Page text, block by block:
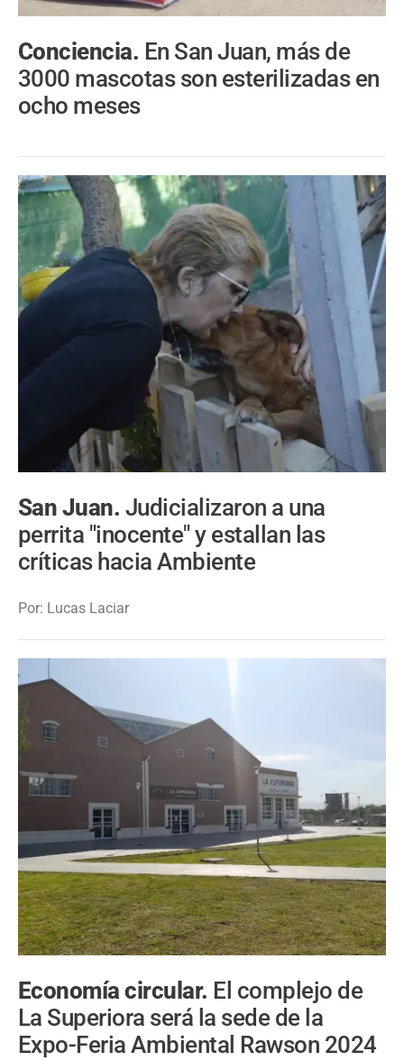
Conciencia. En San Juan, más de
3000 mascotas son esterilizadas en
ocho meses
San Juan. Judicializaron a una
perrita "inocente" y estallan las
críticas hacia Ambiente
Por: Lucas Laciar
Economía circular. El complejo de
La Superiora será la sede de la
Expo-Feria Ambiental Rawson 2024